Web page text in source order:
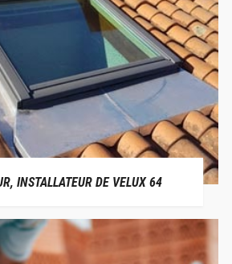
INSTALLATEUR DE VELUX 64